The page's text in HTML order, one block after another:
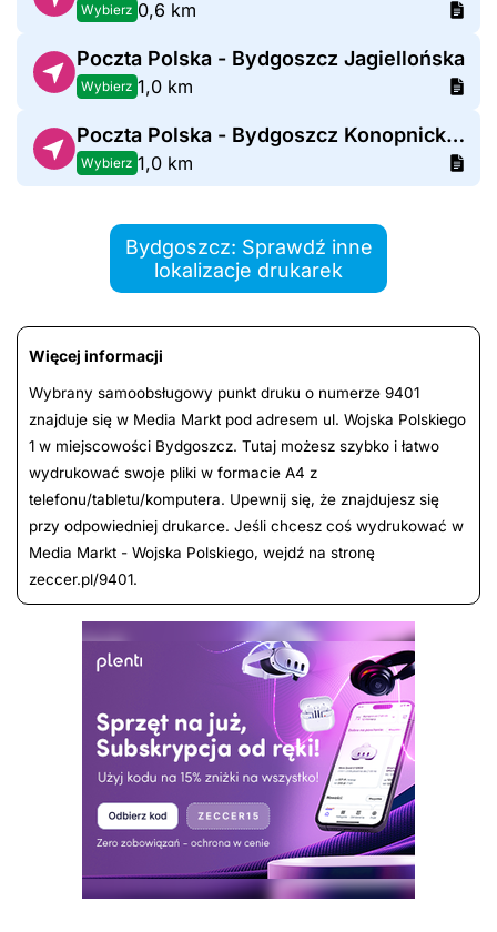
Wybierz 0,6 km
Poczta Polska - Bydgoszcz Jagiellońska
Wybierz 1,0 km
Poczta Polska - Bydgoszcz Konopnickiej
Wybierz 1,0 km
Bydgoszcz: Sprawdź inne
lokalizacje drukarek
Więcej informacji
Wybrany samoobsługowy punkt druku o numerze 9401
znajduje się w Media Markt pod adresem ul. Wojska Polskiego
1 w miejscowości Bydgoszcz. Tutaj możesz szybko i łatwo
wydrukować swoje pliki w formacie A4 z
telefonu/tabletu/komputera. Upewnij się, że znajdujesz się
przy odpowiedniej drukarce. Jeśli chcesz coś wydrukować w
Media Markt - Wojska Polskiego, wejdź na stronę
zeccer.pl/9401.